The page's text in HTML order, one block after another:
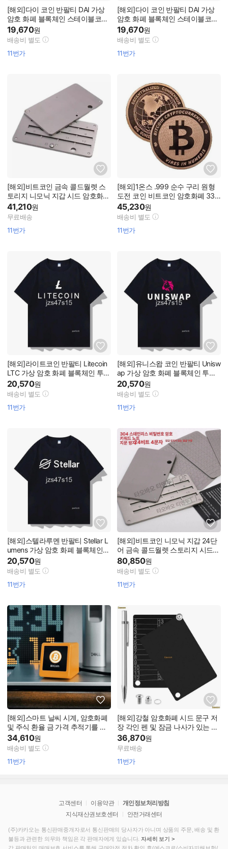
[해외]다이 코인 반팔티 DAI 가상
암호 화폐 블록체인 스테이블코인
투자자 굿즈 티셔츠
19,670원
배송비 별도
11번가
[해외]다이 코인 반팔티 DAI 가상
암호 화폐 블록체인 스테이블코인
투자자 굿즈 티셔츠
19,670원
배송비 별도
11번가
[해외]비트코인 금속 콜드월렛 스
토리지 니모닉 지갑 시드 암호화폐
스틸 단어 조합형
41,210원
무료배송
11번가
[해외]1온스 .999 순수 구리 원형
도전 코인 비트코인 암호화폐 337
1255
45,230원
배송비 별도
11번가
[해외]라이트코인 반팔티 Litecoin
LTC 가상 암호 화폐 블록체인 투자
자 굿즈 티셔츠
20,570원
배송비 별도
11번가
[해외]유니스왑 코인 반팔티 Unisw
ap 가상 암호 화폐 블록체인 투자
자 굿즈 티셔츠
20,570원
배송비 별도
11번가
[해외]스텔라루멘 반팔티 Stellar L
umens 가상 암호 화폐 블록체인
코인 투자자 티셔츠
20,570원
배송비 별도
11번가
[해외]비트코인 니모닉 지갑 24단
어 금속 콜드월렛 스토리지 시드
암호화폐 스틸 단어 조합형
80,850원
배송비 별도
11번가
[해외]스마트 날씨 시계, 암호화폐
및 주식 환율 금 가격 추적기를 갖
춘 비트코인 표시 기호
34,610원
배송비 별도
11번가
[해외]강철 암호화폐 시드 문구 저
장 각인 펜 및 잠금 나사가 있는 2P
cs 지갑 하드웨어와 호
36,870원
무료배송
11번가
고객센터 이용약관
개인정보처리방침
지식재산권보호센터
안전거래센터
(주)카카오는 통신판매중개자로서 통신판매의 당사자가 아니며 상품의 주문, 배송 및 환
불등과 관련한 의무와 책임은 각 판매자에게 있습니다. 자세히 보기 >
각 판매처의 매매보호 서비스를 통해 구매안전 절차 확인 후(에스크로/소비자피해보험/